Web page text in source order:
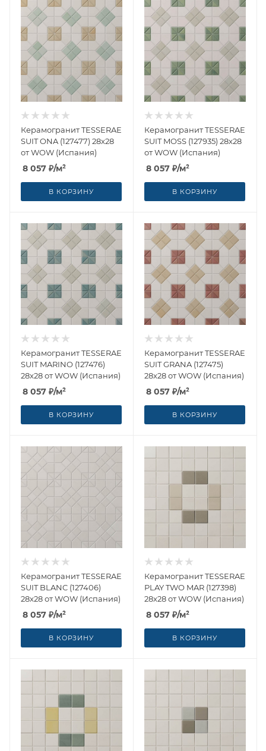
Керамогранит TESSERAE
SUIT ONA (127477) 28x28
от WOW (Испания)
8 057 ₽/м²
В КОРЗИНУ
Керамогранит TESSERAE
SUIT MOSS (127935) 28x28
от WOW (Испания)
8 057 ₽/м²
В КОРЗИНУ
Керамогранит TESSERAE
SUIT MARINO (127476)
28x28 от WOW (Испания)
8 057 ₽/м²
В КОРЗИНУ
Керамогранит TESSERAE
SUIT GRANA (127475)
28x28 от WOW (Испания)
8 057 ₽/м²
В КОРЗИНУ
Керамогранит TESSERAE
SUIT BLANC (127406)
28x28 от WOW (Испания)
8 057 ₽/м²
В КОРЗИНУ
Керамогранит TESSERAE
PLAY TWO MAR (127398)
28x28 от WOW (Испания)
8 057 ₽/м²
В КОРЗИНУ